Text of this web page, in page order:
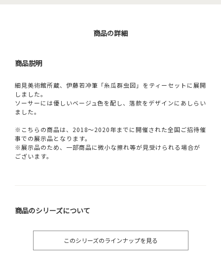
商品の詳細
商品説明
細見美術館所蔵、伊藤若冲筆「糸瓜群虫図」をティーセットに展開
しました。
ソーサーには優しいベージュ色を配し、落款をデザインにあしらい
ました。
※こちらの商品は、2018～2020年までに開催された全国ご招待催
事での展示品となります。
※展示品のため、一部商品に微小な擦れ等が見受けられる場合が
ございます。
商品のシリーズについて
このシリーズのラインナップを見る